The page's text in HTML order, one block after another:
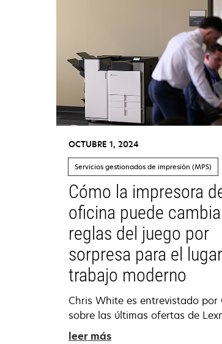
OCTUBRE 1, 2024
Cómo la impresora
oficina puede
reglas del juego por
sorpresa para el
trabajo moderno
Chris White es entrevistado por
sobre las últimas ofertas de
leer más
Servicios gestionados de impresión (MPS)